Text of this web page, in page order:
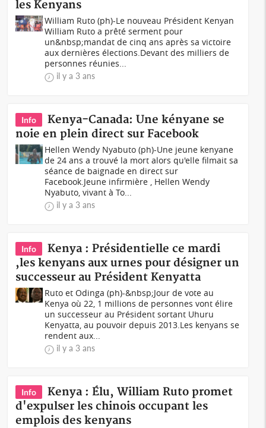
les Kenyans
William Ruto (ph)-Le nouveau Président Kenyan
William Ruto a prêté serment pour
un&nbsp;mandat de cinq ans après sa victoire
aux dernières élections.Devant des milliers de
personnes réunies...
il y a 3 ans
Info
Kenya-Canada: Une kényane se
noie en plein direct sur Facebook
Hellen Wendy Nyabuto (ph)-Une jeune kenyane
de 24 ans a trouvé la mort alors qu'elle filmait sa
séance de baignade en direct sur
Facebook.Jeune infirmière , Hellen Wendy
Nyabuto, vivant à To...
il y a 3 ans
Info
Kenya : Présidentielle ce mardi
,les kenyans aux urnes pour désigner un
successeur au Président Kenyatta
Ruto et Odinga (ph)-&nbsp;Jour de vote au
Kenya où 22, 1 millions de personnes vont élire
un successeur au Président sortant Uhuru
Kenyatta, au pouvoir depuis 2013.Les kenyans se
rendent aux...
il y a 3 ans
Info
Kenya : Élu, William Ruto promet
d'expulser les chinois occupant les
emplois des kenyans